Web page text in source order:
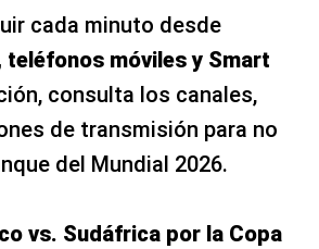
cada minuto desde
móviles y Smart
consulta los canales,
de transmisión para no
del Mundial 2026.
vs. Sudáfrica por la Copa